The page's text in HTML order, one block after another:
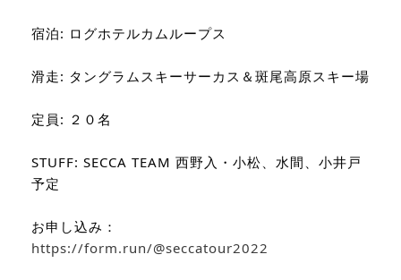
宿泊: ログホテルカムループス
滑走: タングラムスキーサーカス＆斑尾高原スキー場
定員: ２０名
STUFF: SECCA TEAM 西野入・小松、水間、小井戸
予定
お申し込み：
https://form.run/@seccatour2022